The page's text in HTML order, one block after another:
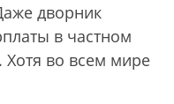
дворник
в частном
Хотя во всем мире